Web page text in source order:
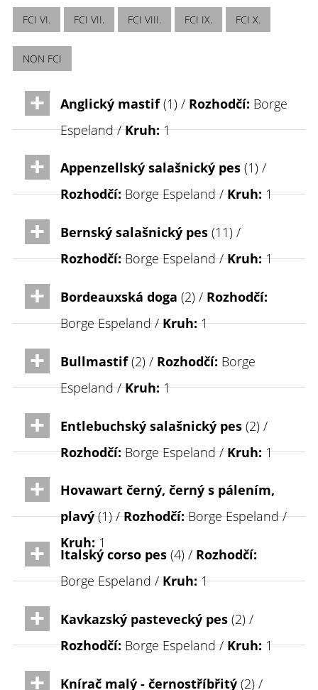
FCI VI. FCI VII. FCI VIII. FCI IX. FCI X.
NON FCI
Anglický mastif(1) / Rozhodčí: Borge
Espeland /Kruh:1
Appenzellský salašnický pes (1) /
Rozhodčí:Borge Espeland /Kruh:1
Bernský salašnický pes (11) /
Rozhodčí:Borge Espeland /Kruh:1
Bordeauxská doga (2) / Rozhodčí:
Borge Espeland /Kruh:1
Bullmastif(2) / Rozhodčí: Borge
Espeland /Kruh:1
Entlebuchský salašnický pes (2) /
Rozhodčí:Borge Espeland /Kruh:1
Hovawart černý, černý s pálením,
plavý(1) /Rozhodčí:Borge Espeland /
Kruh: 1
Italský corso pes (4) / Rozhodčí:
Borge Espeland /Kruh:1
Kavkazský pastevecký pes (2) /
Rozhodčí:Borge Espeland /Kruh:1
Knírač malý - černostříbřitý (2) /